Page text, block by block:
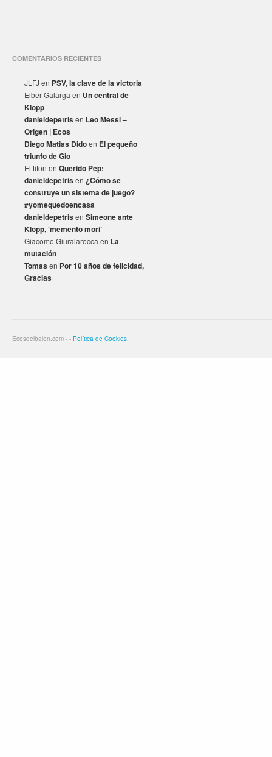
COMENTARIOS RECIENTES
JLFJ en PSV, la clave de la victoria
Elber Galarga en Un central de
Klopp
danieldepetrisen Leo Messi –
Origen | Ecos
Diego Matias Didoen El pequeño
triunfo de Gio
El titon en Querido Pep:
danieldepetrisen ¿Cómo se
construye un sistema de juego?
#yomequedoencasa
danieldepetrisen Simeone ante
Klopp, ‘memento mori’
Giacomo Giuralarocca en La
mutación
Tomasen Por 10 años de felicidad,
Gracias
Ecosdelbalon.com - - Política de Cookies.